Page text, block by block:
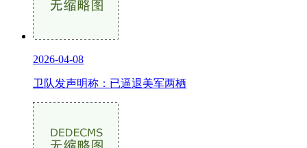
2026-04-08
卫队发声明称：已逼退美军两栖